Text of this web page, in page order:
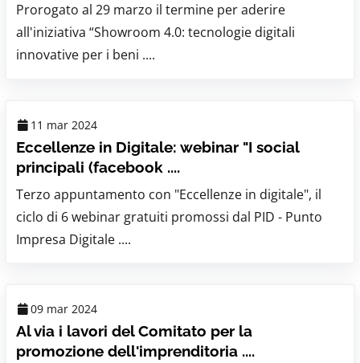
Prorogato al 29 marzo il termine per aderire
all'iniziativa “Showroom 4.0: tecnologie digitali
innovative per i beni ....
11 mar 2024
Eccellenze in Digitale: webinar "I social
principali (facebook ....
Terzo appuntamento con "Eccellenze in digitale", il
ciclo di 6 webinar gratuiti promossi dal PID - Punto
Impresa Digitale ....
09 mar 2024
Al via i lavori del Comitato per la
promozione dell'imprenditoria ....